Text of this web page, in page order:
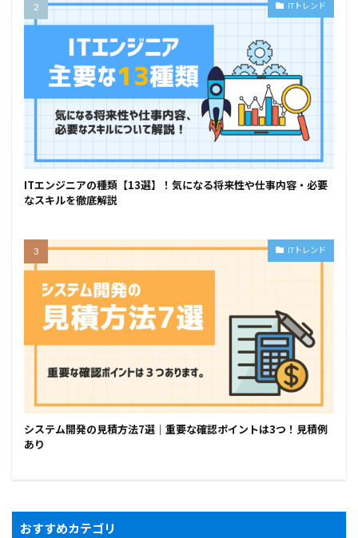
ITトレンド
ITエンジニアの種類【13選】！気になる将来性や仕事内容・必要
なスキルを徹底解説
ITトレンド
システム開発の見積方法7選｜重要な確認ポイントは3つ！見積例
あり
おすすめカテゴリ